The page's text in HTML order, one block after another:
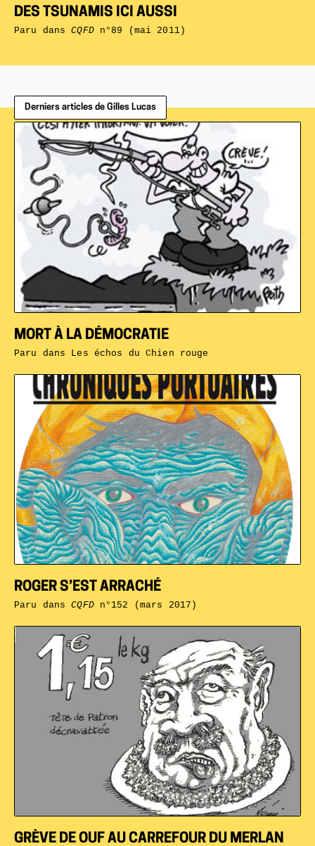
DES TSUNAMIS ICI AUSSI
Paru dansCQFDn°89 (mai 2011)
Derniers articles de Gilles Lucas
GRÈVE DE OUF AU CARREFOUR DU MERLAN
ROGER S’EST ARRACHÉ
Paru dansCQFDn°152 (mars 2017)
MORT À LA DÉMOCRATIE
Paru dans Les échos du Chien rouge